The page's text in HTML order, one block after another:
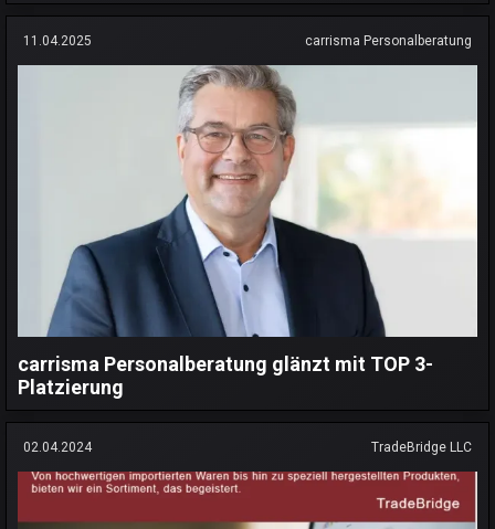
11.04.2025 carrisma Personalberatung
carrisma Personalberatung glänzt mit TOP 3-
Platzierung
02.04.2024 TradeBridge LLC